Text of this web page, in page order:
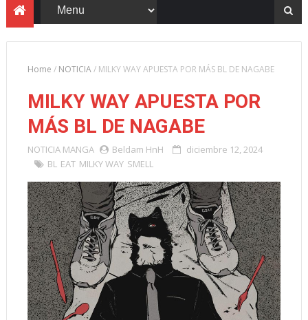
Home / NOTICIA/ MILKY WAY APUESTA POR MÁS BL DE NAGABE
MILKY WAY APUESTA POR
MÁS BL DE NAGABE
NOTICIA MANGA Beldam HnH
diciembre 12, 2024
BL EAT MILKY WAY SMELL